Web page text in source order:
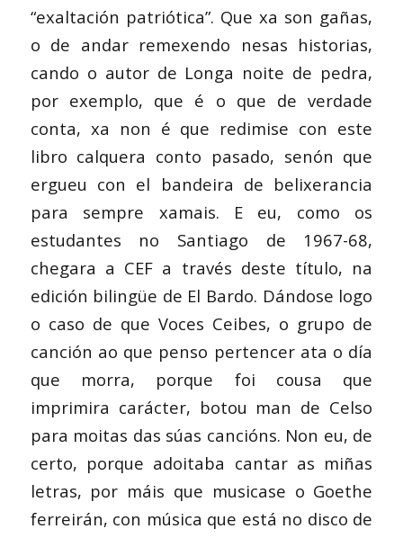
“exaltación patriótica”. Que xa son gañas,
o de andar remexendo nesas historias,
cando o autor de Longa noite de pedra,
por exemplo, que é o que de verdade
conta, xa non é que redimise con este
libro calquera conto pasado, senón que
ergueu con el bandeira de belixerancia
para sempre xamais. E eu, como os
estudantes no Santiago de 1967-68,
chegara a CEF a través deste título, na
edición bilingüe de El Bardo. Dándose logo
o caso de que Voces Ceibes, o grupo de
canción ao que penso pertencer ata o día
que morra, porque foi cousa que
imprimira carácter, botou man de Celso
para moitas das súas cancións. Non eu, de
certo, porque adoitaba cantar as miñas
letras, por máis que musicase o Goethe
ferreirán, con música que está no disco de